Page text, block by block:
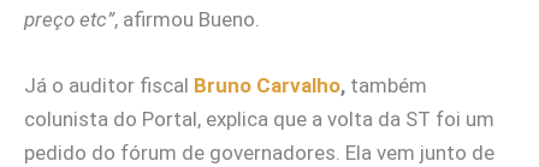
preço etc”, afirmou Bueno.
Já o auditor fiscal Bruno Carvalho, também
colunista do Portal, explica que a volta da ST foi um
pedido do fórum de governadores. Ela vem junto de